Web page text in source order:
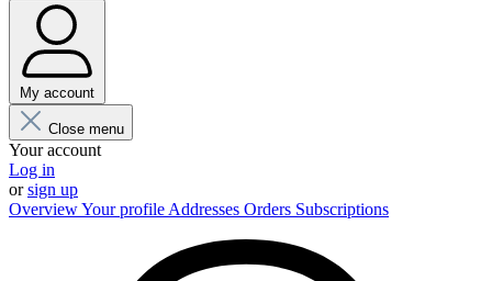
My account
Close menu
Your account
Log in
orsign up
OverviewYour profile Addresses Orders Subscriptions